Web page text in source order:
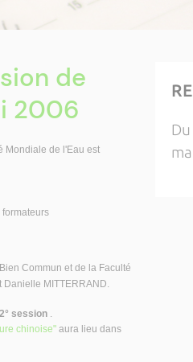
de
2006
Mondiale de l'Eau est
Commun et de la Faculté
MITTERRAND.
session.
chinoise"aura lieu dans